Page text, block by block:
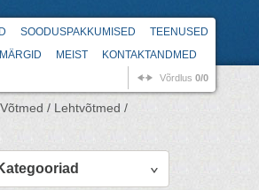
SOODUSPAKKUMISED
TEENUSED
MEIST KONTAKTANDMED
Võrdlus 0/0
Võtmed / Lehtvõtmed /